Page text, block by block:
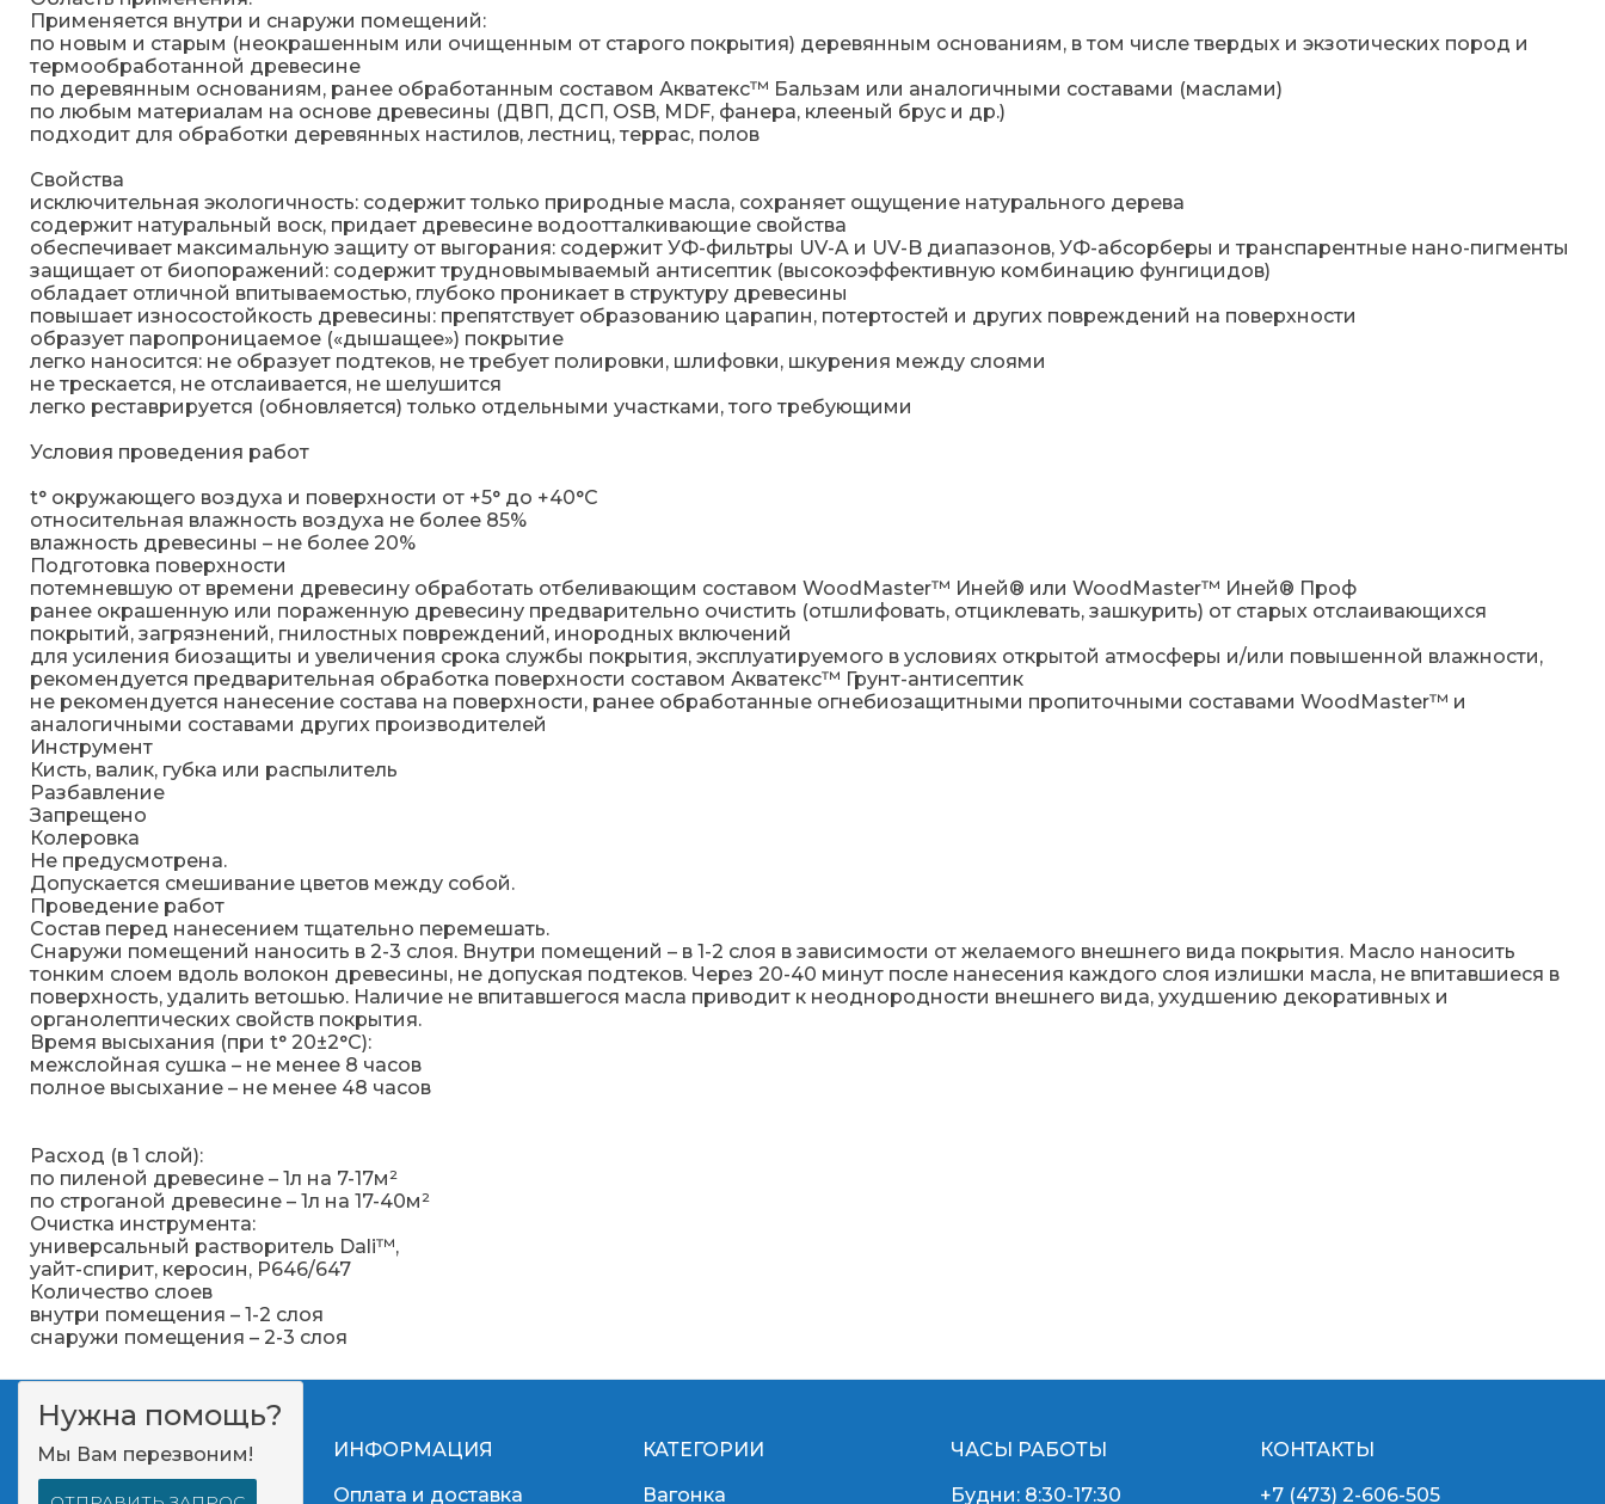
Применяется внутри и снаружи помещений:
по новым и старым (неокрашенным или очищенным от старого покрытия) деревянным основаниям, в том числе твердых и экзотических пород и
термообработанной древесине
по деревянным основаниям, ранее обработанным составом Акватекс™ Бальзам или аналогичными составами (маслами)
по любым материалам на основе древесины (ДВП, ДСП, OSB, MDF, фанера, клееный брус и др.)
подходит для обработки деревянных настилов, лестниц, террас, полов
Свойства
исключительная экологичность: содержит только природные масла, сохраняет ощущение натурального дерева
содержит натуральный воск, придает древесине водоотталкивающие свойства
обеспечивает максимальную защиту от выгорания: содержит УФ-фильтры UV-A и UV-B диапазонов, УФ-абсорберы и транспарентные нано-пигменты
защищает от биопоражений: содержит трудновымываемый антисептик (высокоэффективную комбинацию фунгицидов)
обладает отличной впитываемостью, глубоко проникает в структуру древесины
повышает износостойкость древесины: препятствует образованию царапин, потертостей и других повреждений на поверхности
образует паропроницаемое («дышащее») покрытие
легко наносится: не образует подтеков, не требует полировки, шлифовки, шкурения между слоями
не трескается, не отслаивается, не шелушится
легко реставрируется (обновляется) только отдельными участками, того требующими
Условия проведения работ
t° окружающего воздуха и поверхности от +5° до +40°С
относительная влажность воздуха не более 85%
влажность древесины – не более 20%
Подготовка поверхности
потемневшую от времени древесину обработать отбеливающим составом WoodMaster™ Иней® или WoodMaster™ Иней® Проф
ранее окрашенную или пораженную древесину предварительно очистить (отшлифовать, отциклевать, зашкурить) от старых отслаивающихся
покрытий, загрязнений, гнилостных повреждений, инородных включений
для усиления биозащиты и увеличения срока службы покрытия, эксплуатируемого в условиях открытой атмосферы и/или повышенной влажности,
рекомендуется предварительная обработка поверхности составом Акватекс™ Грунт-антисептик
не рекомендуется нанесение состава на поверхности, ранее обработанные огнебиозащитными пропиточными составами WoodMaster™ и
аналогичными составами других производителей
Инструмент
Кисть, валик, губка или распылитель
Разбавление
Запрещено
Колеровка
Не предусмотрена.
Допускается смешивание цветов между собой.
Проведение работ
Состав перед нанесением тщательно перемешать.
Снаружи помещений наносить в 2-3 слоя. Внутри помещений – в 1-2 слоя в зависимости от желаемого внешнего вида покрытия. Масло наносить
тонким слоем вдоль волокон древесины, не допуская подтеков. Через 20-40 минут после нанесения каждого слоя излишки масла, не впитавшиеся в
поверхность, удалить ветошью. Наличие не впитавшегося масла приводит к неоднородности внешнего вида, ухудшению декоративных и
органолептических свойств покрытия.
Время высыхания (при t° 20±2°С):
межслойная сушка – не менее 8 часов
полное высыхание – не менее 48 часов
Расход (в 1 слой):
по пиленой древесине – 1л на 7-17м²
по строганой древесине – 1л на 17-40м²
Очистка инструмента:
универсальный растворитель Dali™,
уайт-спирит, керосин, Р646/647
Количество слоев
внутри помещения – 1-2 слоя
снаружи помещения – 2-3 слоя
Нужна помощь?
Мы Вам перезвоним!
ИНФОРМАЦИЯ
Оплата и доставка
КАТЕГОРИИ
Вагонка
ЧАСЫ РАБОТЫ
Будни: 8:30-17:30
КОНТАКТЫ
+7 (473) 2-606-505